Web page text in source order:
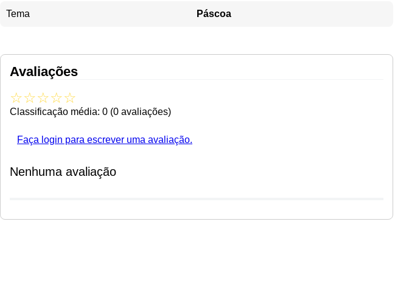
Tema Páscoa
Avaliações
☆☆☆☆☆
Classificação média: 0 (0 avaliações)
Faça login para escrever uma avaliação.
Nenhuma avaliação